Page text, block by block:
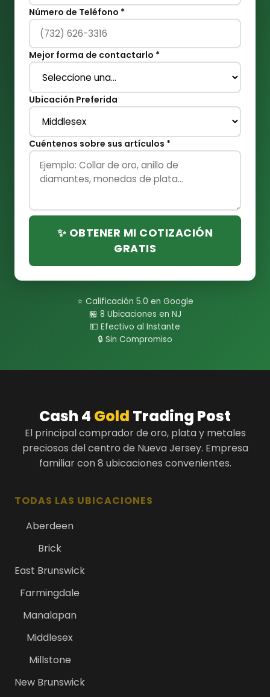
Número de Teléfono *
Mejor forma de contactarlo *
Ubicación Preferida
Cuéntenos sobre sus artículos *
✨ OBTENER MI COTIZACIÓN
GRATIS
⭐ Calificación 5.0 en Google
🏪 8 Ubicaciones en NJ
💵 Efectivo al Instante
🔒 Sin Compromiso
Cash 4 Gold Trading Post
El principal comprador de oro, plata y metales
preciosos del centro de Nueva Jersey. Empresa
familiar con 8 ubicaciones convenientes.
TODAS LAS UBICACIONES
Aberdeen
Brick
East Brunswick
Farmingdale
Manalapan
Middlesex
Millstone
New Brunswick